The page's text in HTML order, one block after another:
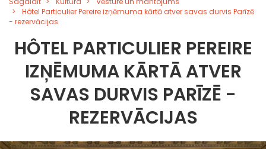
Hôtel Particulier Pereire izņēmuma kārtā atver savas durvis Parīzē
- rezervācijas
HÔTEL PARTICULIER PEREIRE
IZŅĒMUMA KĀRTĀ ATVER
SAVAS DURVIS PARĪZĒ -
REZERVĀCIJAS